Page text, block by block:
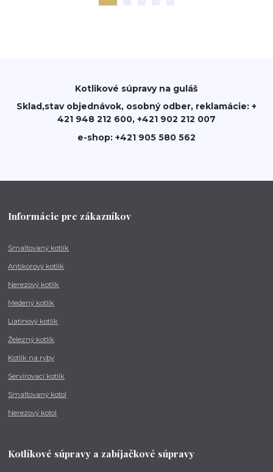
Kotlikové súpravy na guláš
Sklad,stav objednávok, osobný odber, reklamácie: +
421 948 212 600, +421 902 212 007
e-shop: +421 905 580 562
Informácie pre zákazníkov
Smaltovaný kotlík
Antikorový kotlík
Nerezový kotlík
Medený kotlík
Liatinový kotlík
Železný kotlík
Kotlík na ryby
Servírovací kotlík
Smaltovaný kotol
Nerezový kotol
Kotlíkové súpravy a zabíjačkové súpravy